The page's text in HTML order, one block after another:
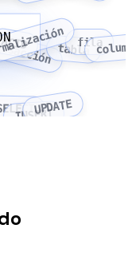
ACID tabla
fila
INSERTUPDATE